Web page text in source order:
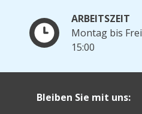
ARBEITSZEIT
Montag bis
15:00
Bleiben Sie mit uns: